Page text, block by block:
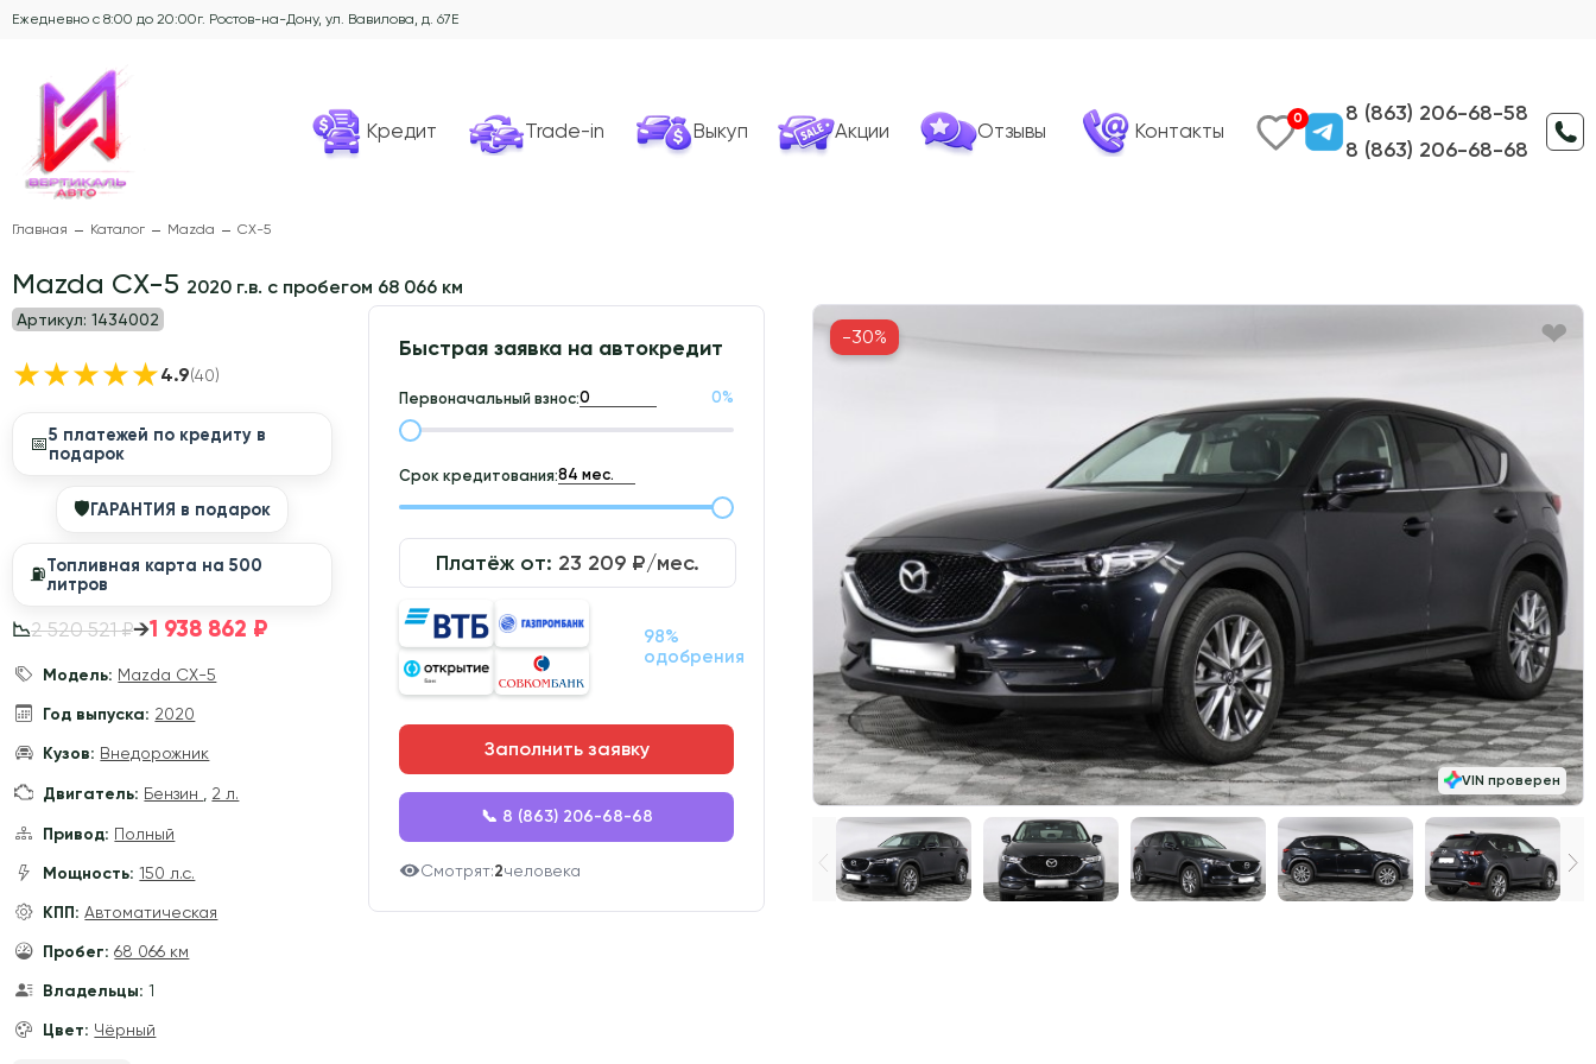
Ежедневно с 8:00 до 20:00г. Ростов-на-Дону, ул. Вавилова, д. 67Е
Кредит Trade-in Выкуп Акции Отзывы Контакты
0
8 (863) 206-68-58
8 (863) 206-68-68
Главная Каталог Mazda CX-5
Mazda CX-5 2020 г.в. с пробегом 68 066 км
Артикул: 1434002
★★★★★4.9(40)
📅5 платежей по кредиту в
подарок
🛡ГАРАНТИЯ в подарок
⛽️Топливная карта на 500
литров
📉2 520 521 ₽→1 938 862 ₽
Модель: Mazda CX-5
Год выпуска: 2020
Кузов: Внедорожник
Двигатель: Бензин 2 л.
Привод: Полный
Мощность: 150 л.с.
КПП: Автоматическая
Пробег: 68 066 км
Владельцы: 1
Цвет: Чёрный
Быстрая заявка на автокредит
Первоначальный взнос: 0%
Срок кредитования:
Платёж от: 23 209 ₽/мес.
98%
одобрения
Заполнить заявку
📞 8 (863) 206-68-68
Смотрят:2человека
VIN проверен
-30%